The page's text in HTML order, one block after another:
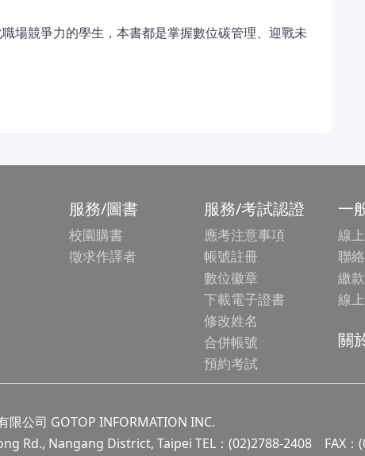
場競爭力的學生，本書都是掌握數位碳管理、迎戰未
服務/圖書
校園購書
徵求作譯者
服務/考試認證
應考注意事項
帳號註冊
數位徽章
下載電子證書
修改姓名
合併帳號
預約考試
一
線
聯
繳
線
關
限公司 GOTOP INFORMATION INC.
Rd., Nangang District, Taipei TEL：(02)2788-2408 FAX：